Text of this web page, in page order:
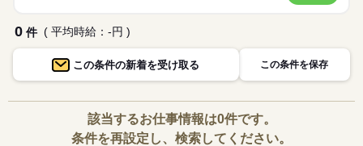
0 件 ( 平均時給：-円 )
この条件の新着を受け取る この条件を保存
該当するお仕事情報は0件です。
条件を再設定し、検索してください。